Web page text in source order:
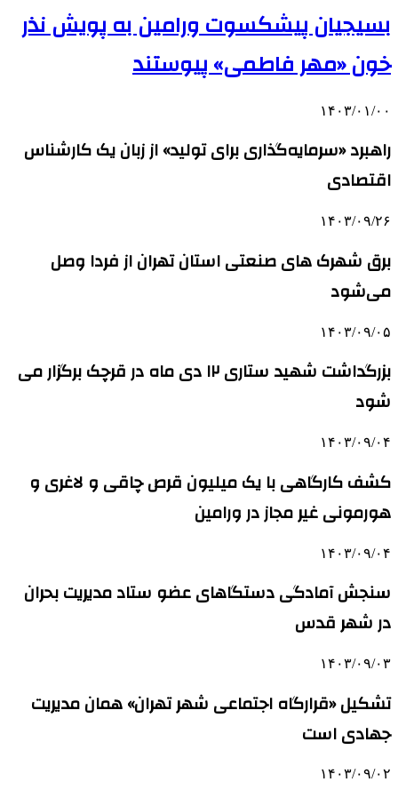
بسیجیان پیشکسوت ورامین به پویش نذر
خون «مهر فاطمی» پیوستند
۱۴۰۳/۰۱/۰۰
راهبرد «سرمایه‌گذاری برای تولید» از زبان یک کارشناس
اقتصادی
۱۴۰۳/۰۹/۲۶
برق شهرک های صنعتی استان تهران از فردا وصل
می‌شود
۱۴۰۳/۰۹/۰۵
بزرگداشت شهید ستاری ۱۲ دی ماه در قرچک برگزار می
شود
۱۴۰۳/۰۹/۰۴
کشف کارگاهی با یک میلیون قرص چاقی و لاغری و
هورمونی غیر مجاز در ورامین
۱۴۰۳/۰۹/۰۴
سنجش آمادگی دستگاهای عضو ستاد مدیریت بحران
در شهر قدس
۱۴۰۳/۰۹/۰۳
تشکیل «قرارگاه اجتماعی شهر تهران» همان مدیریت
جهادی است
۱۴۰۳/۰۹/۰۲